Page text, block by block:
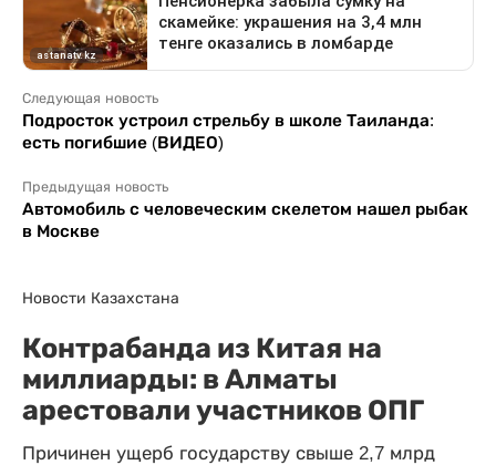
Следующая новость
Подросток устроил стрельбу в школе Таиланда:
есть погибшие (ВИДЕО)
Предыдущая новость
Автомобиль с человеческим скелетом нашел рыбак
в Москве
Новости Казахстана
Контрабанда из Китая на
миллиарды: в Алматы
арестовали участников ОПГ
Причинен ущерб государству свыше 2,7 млрд